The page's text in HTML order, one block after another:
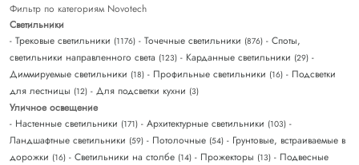
Фильтр по категориям Novotech
Светильники
- Трековые светильники (1176) - Точечные светильники (876) - Споты,
светильники направленного света (123) - Карданные светильники (29) -
Диммируемые светильники (18) - Профильные светильники (16) - Подсветки
для лестницы (12) - Для подсветки кухни (3)
Уличное освещение
- Настенные светильники (171) - Архитектурные светильники (103) -
Ландшафтные светильники (59) - Потолочные (54) - Грунтовые, встраиваемые в
дорожки (16) - Светильники на столбе (14) - Прожекторы (13) - Подвесные